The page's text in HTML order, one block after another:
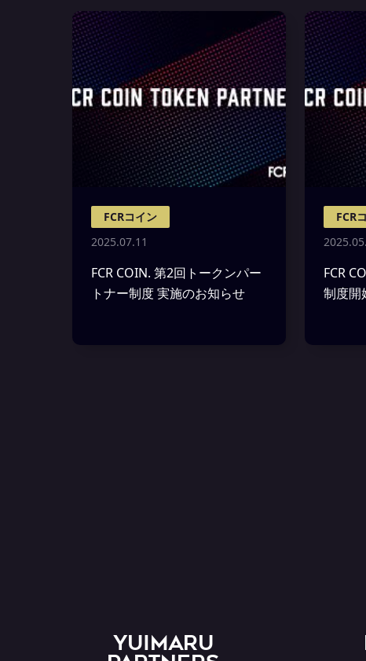
FCRコイン
2025.07.11
FCR COIN. 第2回トークンパー
トナー制度 実施のお知らせ
FCR
FCR
制度開
YUIMARU